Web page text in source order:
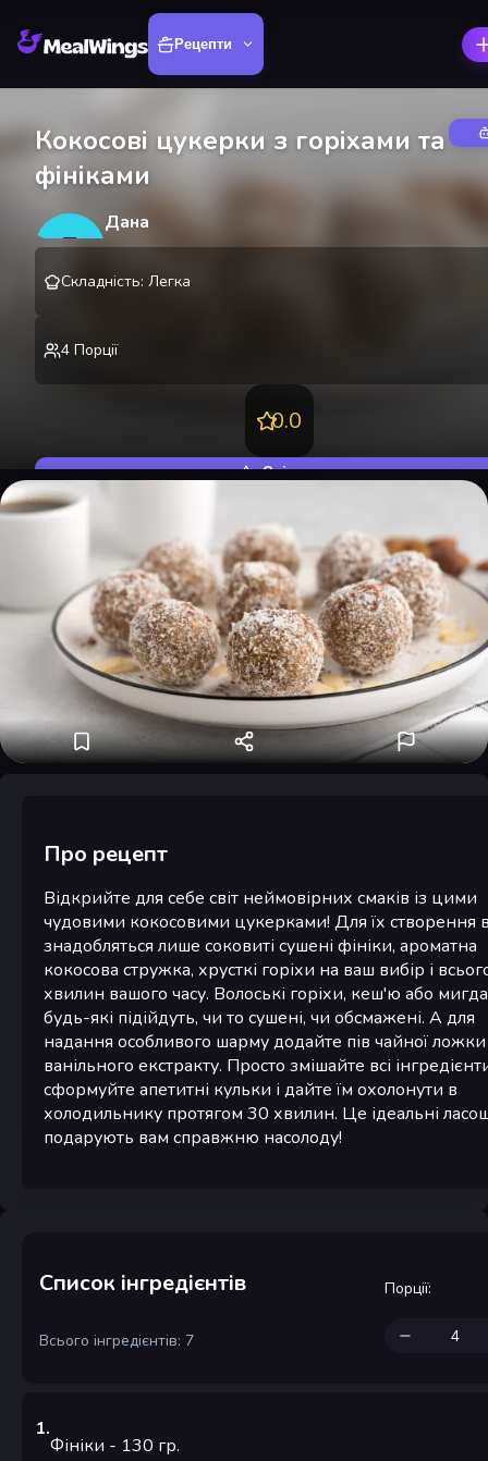
Рецепти
Кокосові цукерки з горіхами та
фініками
Д
Дана
Складність: Легка
4 Порції
0.0
Оцінити
Про рецепт
Відкрийте для себе світ неймовірних смаків із цими
чудовими кокосовими цукерками! Для їх створення
знадобляться лише соковиті сушені фініки, ароматна
кокосова стружка, хрусткі горіхи на ваш вибір і
хвилин вашого часу. Волоські горіхи, кеш'ю або
будь-які підійдуть, чи то сушені, чи обсмажені. А для
надання особливого шарму додайте пів чайної ложки
ванільного екстракту. Просто змішайте всі
сформуйте апетитні кульки і дайте їм охолонути в
холодильнику протягом 30 хвилин. Це ідеальні
подарують вам справжню насолоду!
Список інгредієнтів
Всього інгредієнтів: 7
Порції:
1.
Фініки - 130 гр.